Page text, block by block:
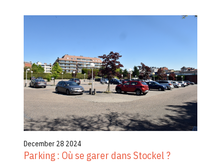
December 28 2024
Parking : Où se garer dans Stockel ?